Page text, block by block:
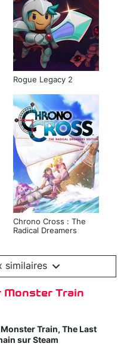
Rogue Legacy 2
Chrono Cross : The
Radical Dreamers
similaires
Monster Train
Train, The Last
sur Steam